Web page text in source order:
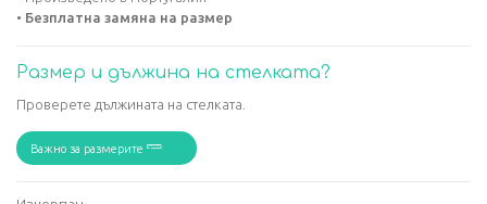
• Безплатна замяна на размер
Размер и дължина на стелката?
Проверете дължината на стелката.
Важно за размерите